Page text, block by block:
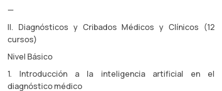
—
II. Diagnósticos y Cribados Médicos y Clínicos (12
cursos)
Nivel Básico
1. Introducción a la inteligencia artificial en el
diagnóstico médico